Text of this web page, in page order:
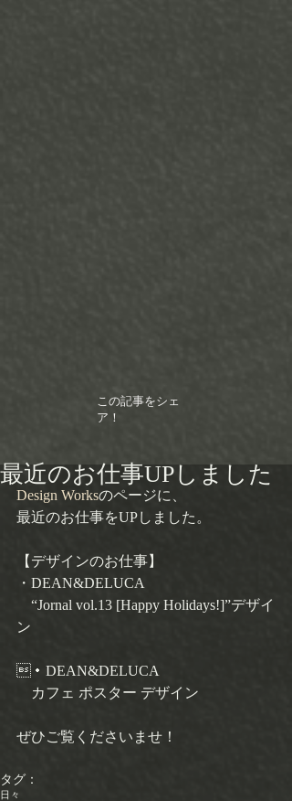
この記事をシェ
ア！
最近のお仕事UPしました
Design Worksのページに、
最近のお仕事をUPしました。
【デザインのお仕事】
・DEAN&DELUCA
“Jornal vol.13 [Happy Holidays!]”デザイ
ン
・DEAN&DELUCA
カフェ ポスター デザイン
ぜひご覧くださいませ！
タグ：
日々